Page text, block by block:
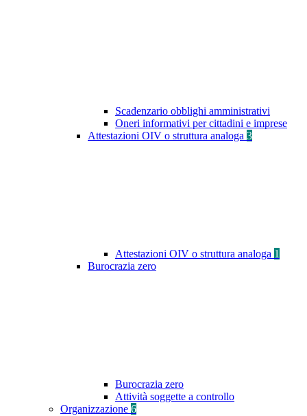
Scadenzario obblighi amministrativi
Oneri informativi per cittadini e imprese
Attestazioni OIV o struttura analoga 3
Attestazioni OIV o struttura analoga 1
Burocrazia zero
Burocrazia zero
Attività soggette a controllo
Organizzazione 6